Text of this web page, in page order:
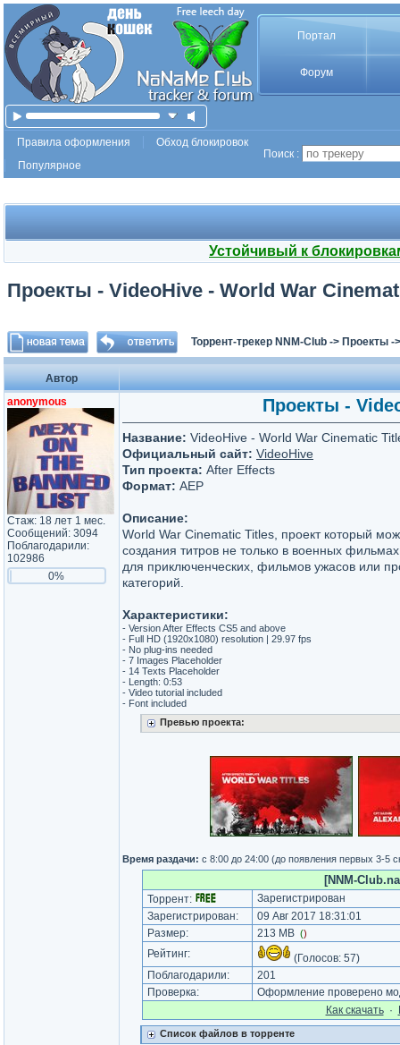
Портал
Форум
Правила оформления
Обход блокировок
Популярное
Поиск :
Устойчивый к
Проекты - VideoHive - World War
Торрент-трекер NNM-Club -> Проекты -
Автор
anonymous
Стаж: 18 лет 1 мес.
Сообщений: 3094
Поблагодарили:
102986
0%
Проекты -
Название: VideoHive - World War Cinematic
Официальный сайт: VideoHive
Тип проекта: After Effects
Формат: AEP
Описание:
World War Cinematic Titles, проект который
создания титров не только в военных
для приключенческих, фильмов ужасов или
категорий.
Характеристики:
- Version After Effects CS5 and above
- Full HD (1920x1080) resolution | 29.97 fps
- No plug-ins needed
- 7 Images Placeholder
- 14 Texts Placeholder
- Length: 0:53
- Video tutorial included
- Font included
Превью проекта:
Время раздачи: с 8:00 до 24:00 (до появления первых 3-5
[NNM-
Торрент:
Зарегистрирован
Зарегистрирован:
09 Авг 2017 18:31:01
Размер:
213 MB ()
Рейтинг: (Голосов: 57)
Поблагодарили:
201
Проверка:
Оформление проверено
Как cкачать·
Список файлов в торренте